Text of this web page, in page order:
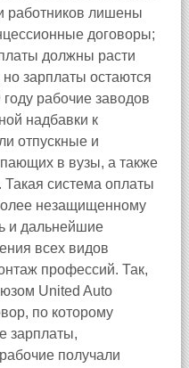
работников лишены
договоры;
должны расти
зарплаты остаются
рабочие заводов
надбавки к
отпускные и
в вузы, а также
система оплаты
незащищенному
и дальнейшие
всех видов
профессий. Так,
United Auto
по которому
зарплаты,
получали